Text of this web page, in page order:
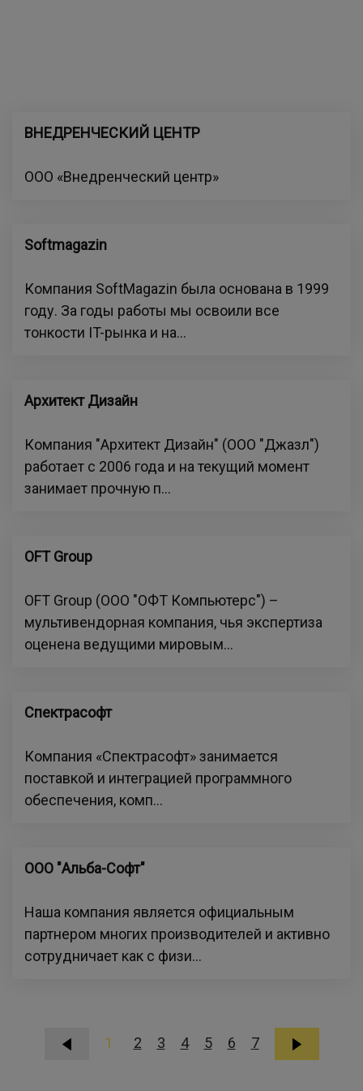
ВНЕДРЕНЧЕСКИЙ ЦЕНТР
ООО «Внедренческий центр»
Softmagazin
Компания SoftMagazin была основана в 1999
году. За годы работы мы освоили все
тонкости IT-рынка и на...
Архитект Дизайн
Компания "Архитект Дизайн" (ООО "Джазл")
работает с 2006 года и на текущий момент
занимает прочную п...
OFT Group
OFT Group (ООО "ОФТ Компьютерс") –
мультивендорная компания, чья экспертиза
оценена ведущими мировым...
Спектрасофт
Компания «Спектрасофт» занимается
поставкой и интеграцией программного
обеспечения, комп...
ООО "Альба-Софт"
Наша компания является официальным
партнером многих производителей и активно
сотрудничает как с физи...
1 2 3 4 5 6 7